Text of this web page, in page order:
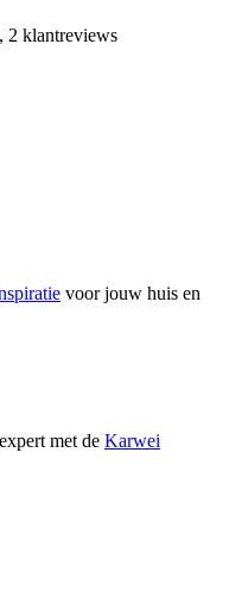
2 klantreviews
voor jouw huis en
met de Karwei